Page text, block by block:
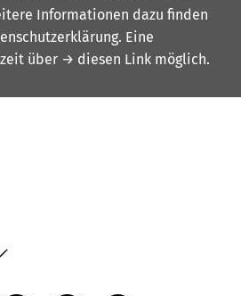
Informationen dazu finden
. Eine
über → diesen Link möglich.